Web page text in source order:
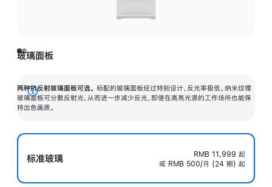
玻璃面板
两种抗反射玻璃面板可选。 标配的玻璃面板经过特别设计，反光率极低。纳米纹理
玻璃面板可分散反射光，从而进一步减少反光，即使在高亮光源的工作场所也能保
持出色画质。
展
开
标准玻璃 RMB 11,999 起
或 RMB 500/月 (24 期) 起